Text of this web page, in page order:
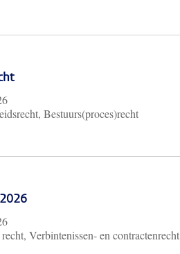
Bestuurs(proces)recht
Verbintenissen- en contractenrecht